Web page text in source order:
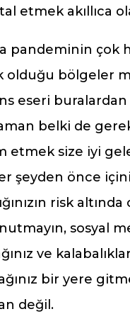
etmek akıllıca
pandeminin çok
olduğu bölgeler
eseri
belki de
etmek size iyi
şeyden önce
risk altında
sosyal
ve
bir yere
değil.